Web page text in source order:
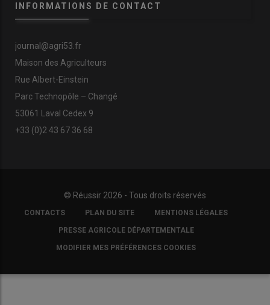
INFORMATIONS DE CONTACT
journal@agri53.fr
Maison des Agriculteurs
Rue Albert-Einstein
Parc Technopôle – Changé
53061 Laval Cedex 9
+33 (0)2 43 67 36 68
© Réussir 2026 - Tous droits réservés
FOOTER
COPYRIGHT
CONTACTS PLAN DU SITE MENTIONS LÉGALES
PRESSE AGRICOLE DÉPARTEMENTALE
MODIFIER MES PRÉFÉRENCES COOKIES